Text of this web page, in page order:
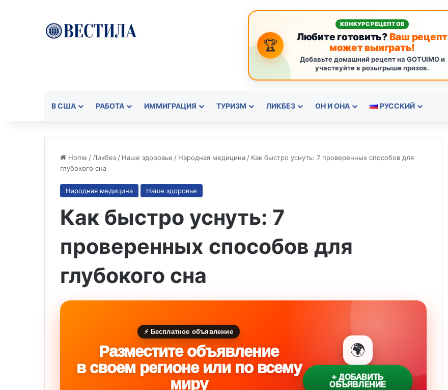
🏆
КОНКУРС РЕЦЕПТОВ
Любите готовить?Ваш рецепт
может выиграть!
Добавьте домашний рецепт на GOTUIMO и
участвуйте в розыгрыше призов.
В США РАБОТА ИММИГРАЦИЯ ТУРИЗМ ЛИКБЕЗ ОН И ОНА РУССКИЙ
Home / Ликбез / Наше здоровье / Народная медицина / Как быстро уснуть: 7 проверенных способов для
глубокого сна
Народная медицина Наше здоровье
Как быстро уснуть: 7
проверенных способов для
глубокого сна
⚡ Бесплатное объявление
Разместите объявление
в своем регионе или по всему
миру
🌍
+ ДОБАВИТЬ
ОБЪЯВЛЕНИЕ